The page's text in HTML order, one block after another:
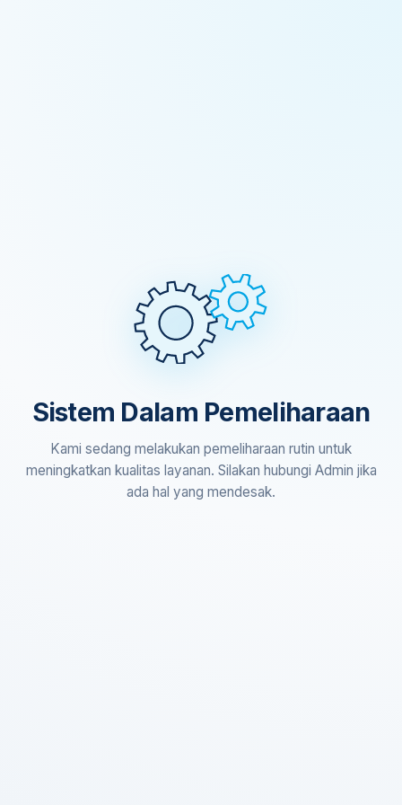
Sistem Dalam Pemeliharaan
Kami sedang melakukan pemeliharaan rutin untuk
meningkatkan kualitas layanan. Silakan hubungi Admin jika
ada hal yang mendesak.